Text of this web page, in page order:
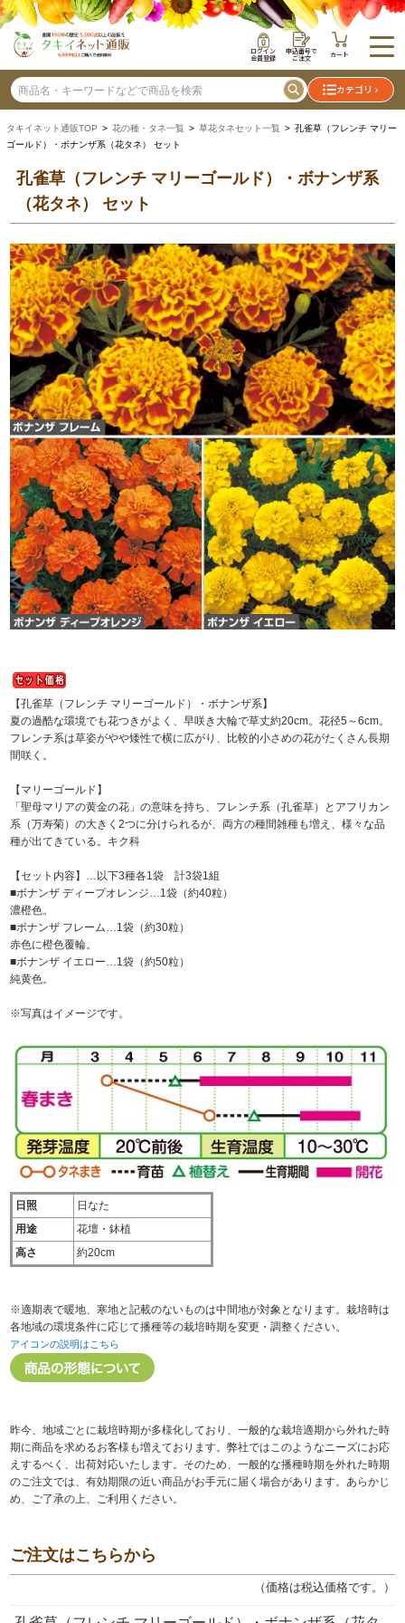
ログイン
会員登録
申込番号で
ご注文 カート
カテゴリ
タキイネット通販TOP > 花の種・タネ一覧 > 草花タネセット一覧 > 孔雀草（フレンチ マリー
ゴールド）・ボナンザ系（花タネ） セット
孔雀草（フレンチ マリーゴールド）・ボナンザ系
（花タネ） セット
【孔雀草（フレンチ マリーゴールド）・ボナンザ系】
夏の過酷な環境でも花つきがよく、早咲き大輪で草丈約20cm。花径5～6cm。
フレンチ系は草姿がやや矮性で横に広がり、比較的小さめの花がたくさん長期
間咲く。
【マリーゴールド】
「聖母マリアの黄金の花」の意味を持ち、フレンチ系（孔雀草）とアフリカン
系（万寿菊）の大きく2つに分けられるが、両方の種間雑種も増え、様々な品
種が出てきている。キク科
【セット内容】…以下3種各1袋 計3袋1組
■ボナンザ ディープオレンジ…1袋（約40粒）
濃橙色。
■ボナンザ フレーム…1袋（約30粒）
赤色に橙色覆輪。
■ボナンザ イエロー…1袋（約50粒）
純黄色。
※写真はイメージです。
日照
日なた
用途
花壇・鉢植
高さ
約20cm
※適期表で暖地、寒地と記載のないものは中間地が対象となります。栽培時は
各地域の環境条件に応じて播種等の栽培時期を変更・調整ください。
アイコンの説明はこちら
昨今、地域ごとに栽培時期が多様化しており、一般的な栽培適期から外れた時
期に商品を求めるお客様も増えております。弊社ではこのようなニーズにお応
えするべく、出荷対応いたします。そのため、一般的な播種時期を外れた時期
のご注文では、有効期限の近い商品がお手元に届く場合があります。あらかじ
め、ご了承の上、ご利用ください。
ご注文はこちらから
（価格は税込価格です。）